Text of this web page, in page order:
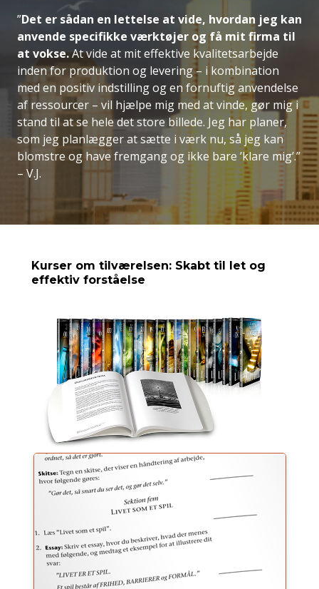
”Det er sådan en lettelse at vide, hvordan jeg kan
anvende specifikke værktøjer og få mit firma til
at vokse.At vide at mit effektive kvalitetsarbejde
inden for produktion og levering – i kombination
med en positiv indstilling og en fornuftig anvendelse
af ressourcer – vil hjælpe mig med at vinde, gør mig i
stand til at se hele det store billede. Jeg har planer,
som jeg planlægger at sætte i værk nu, så jeg kan
blomstre og have fremgang og ikke bare ’klare mig’.”
– V.J.
Kurser om tilværelsen: Skabt til let og
effektiv forståelse